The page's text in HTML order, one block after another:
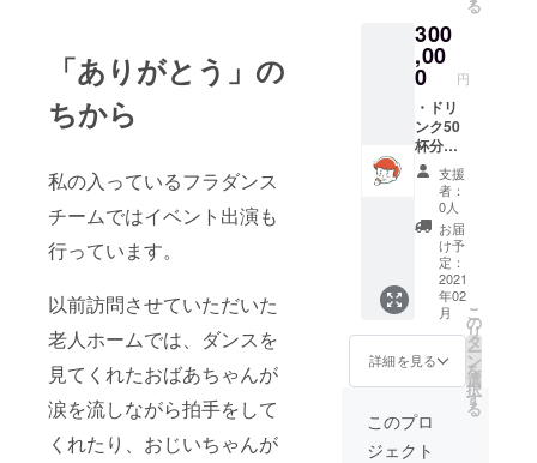
「ありがとう」の
ちから
私の入っているフラダンス
チームではイベント出演も
行っています。
以前訪問させていただいた
老人ホームでは、ダンスを
見てくれたおばあちゃんが
涙を流しながら拍手をして
くれたり、おじいちゃんが
す！ ※
遠方の
方へは
郵送さ
せてい
ただき
ます。
遠方の
方は備
考欄に
配送先
のご記
入をお
願いい
たしま
す。 有
効期
限:2021
/02-
2021/05
る
300
,00
0 円
・ドリ
ンク50
杯分チ
ケット
・愛を
込めた
お礼
メール
送りま
す！ ※
店舗受
け取り
となり
ます。
有効期
限:2021
/02-
2021/05
支援
者：
0人
お届
け予
定：
2021
年02
月
詳細を見る
こ
の
リ
タ
ー
ン
を
選
択
す
る
このプロ
ジェクト